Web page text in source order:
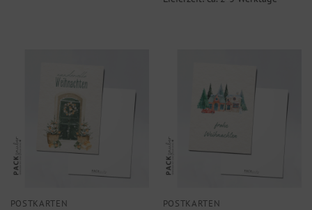
POSTKARTEN POSTKARTEN